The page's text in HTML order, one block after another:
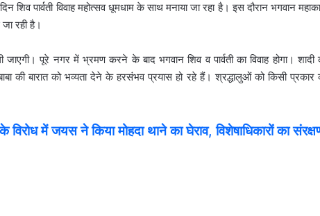
पार्वती विवाह महोत्सव धूमधाम के साथ मनाया जा रहा है। इस दौरान भगवान
रही है।
पूरे नगर में भ्रमण करने के बाद भगवान शिव व पार्वती का विवाह होगा। शादी
की बारात को भव्यता देने के हरसंभव प्रयास हो रहे हैं। श्रद्धालुओं को किसी प्रकार
में जयस ने किया मोहदा थाने का घेराव, विशेषाधिकारों का